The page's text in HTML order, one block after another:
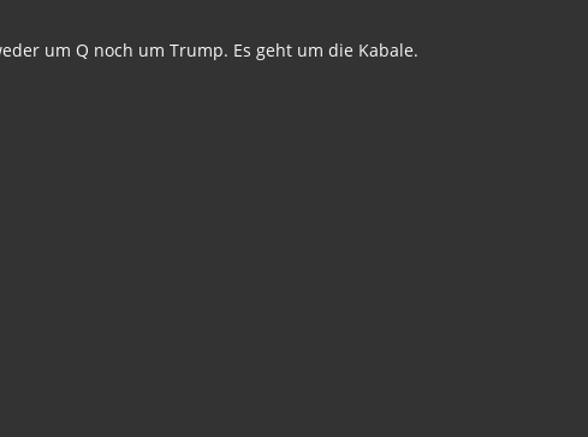
um Q noch um Trump. Es geht um die Kabale.